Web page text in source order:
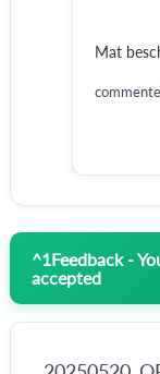
Mat
^1Feedback -
accepted